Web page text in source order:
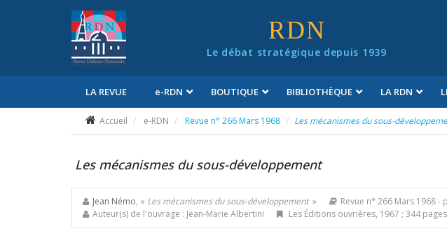
RDN
Le débat stratégique depuis 1939
LA REVUE e-RDN BOUTIQUE BIBLIOTHÈQUE LA RDN
Accueil e-RDN Revue n° 266 Mars 1968 Les mécanismes du sous-
Les mécanismes du sous-développement
Jean Némo, « Les mécanismes du sous-développement» Revue n° 266 Mars 1968-
Auteur(s) de l'ouvrage : Jean-Marie Albertini
Les Éditions ouvrières, 1967 ; 344 pages